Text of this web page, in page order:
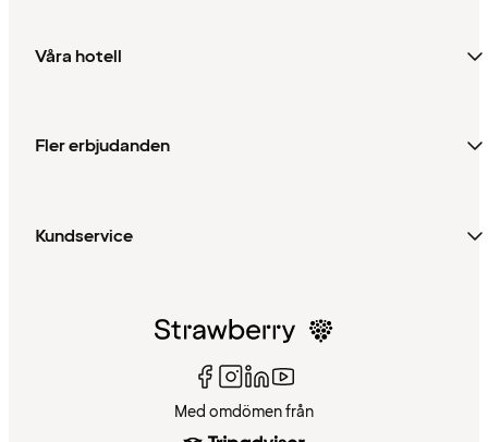
Våra hotell
Fler erbjudanden
Kundservice
Med omdömen från